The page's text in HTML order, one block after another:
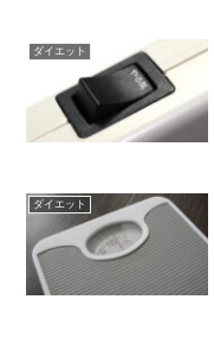
ダイエット
ダイエット